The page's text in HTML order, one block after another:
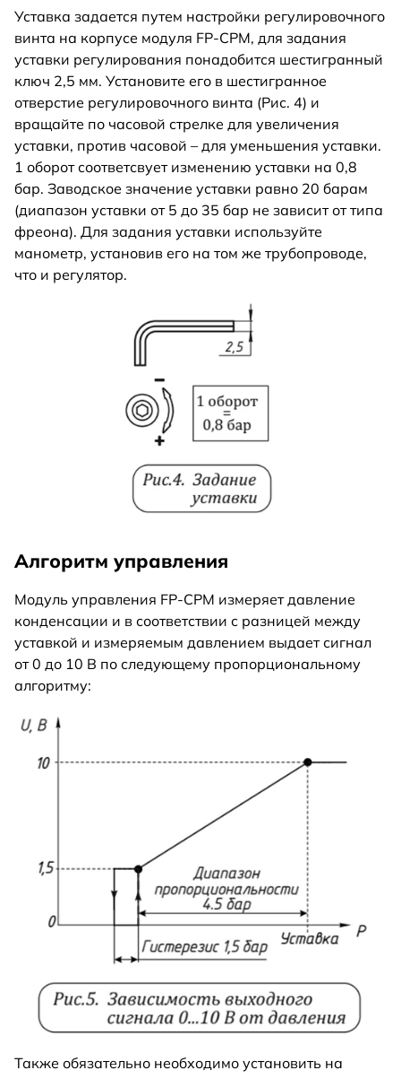
Уставка задается путем настройки регулировочного
винта на корпусе модуля FP-CPM, для задания
уставки регулирования понадобится шестигранный
ключ 2,5 мм. Установите его в шестигранное
отверстие регулировочного винта (Рис. 4) и
вращайте по часовой стрелке для увеличения
уставки, против часовой – для уменьшения уставки.
1 оборот соответсвует изменению уставки на 0,8
бар. Заводское значение уставки равно 20 барам
(диапазон уставки от 5 до 35 бар не зависит от типа
фреона). Для задания уставки используйте
манометр, установив его на том же трубопроводе,
что и регулятор.
Алгоритм управления
Модуль управления FP-CPM измеряет давление
конденсации и в соответствии с разницей между
уставкой и измеряемым давлением выдает сигнал
от 0 до 10 В по следующему пропорциональному
алгоритму:
Также обязательно необходимо установить на